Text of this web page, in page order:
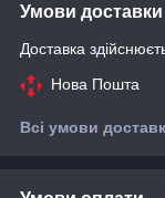
Умови доставки
Доставка
Нова Пошта
Всі умови